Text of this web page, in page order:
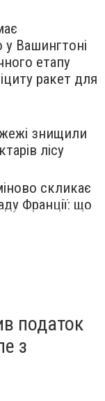
у Вашингтоні
етапу
ракет для
знищили
лісу
скликає
Франції: що
податок
з